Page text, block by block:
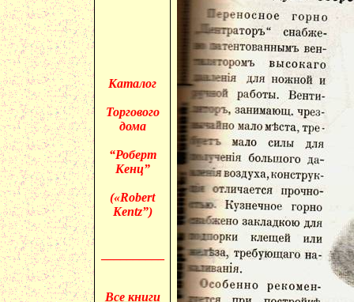
Каталог
Торгового
дома
“Роберт
Кенц”
(«Robert
Kentz”)
Все книги